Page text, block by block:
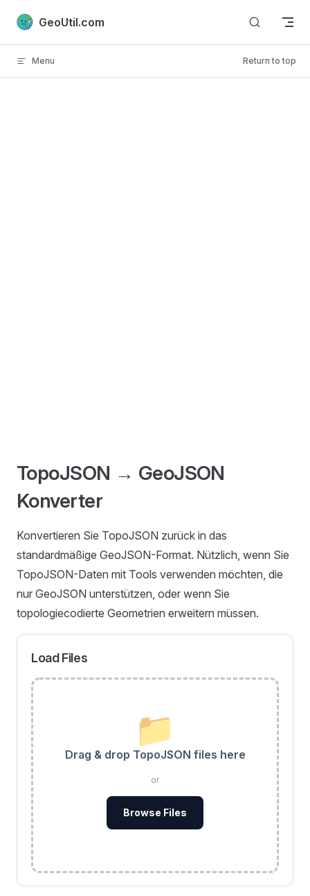
Skip to content
GeoUtil.com
Menu Return to top
TopoJSON → GeoJSON
Konverter
Konvertieren Sie TopoJSON zurück in das
standardmäßige GeoJSON-Format. Nützlich, wenn Sie
TopoJSON-Daten mit Tools verwenden möchten, die
nur GeoJSON unterstützen, oder wenn Sie
topologiecodierte Geometrien erweitern müssen.
Load Files
📁
Drag & drop TopoJSON files here
or
Browse Files